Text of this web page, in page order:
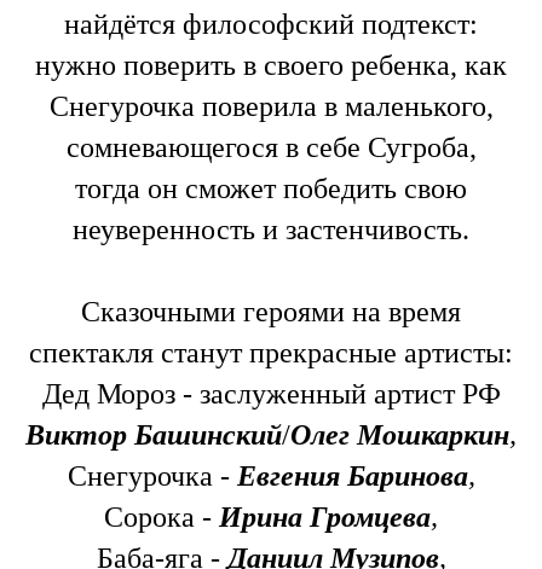
найдётся философский подтекст:
нужно поверить в своего ребенка, как
Снегурочка поверила в маленького,
сомневающегося в себе Сугроба,
тогда он сможет победить свою
неуверенность и застенчивость.
Сказочными героями на время
спектакля станут прекрасные артисты:
Дед Мороз - заслуженный артист РФ
Виктор Башинский/Олег Мошкаркин,
Снегурочка - Евгения Баринова,
Сорока - Ирина Громцева,
Баба-яга - Даниил Музипов,